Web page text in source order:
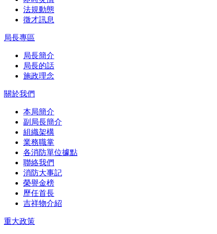
法規動態
徵才訊息
局長專區
局長簡介
局長的話
施政理念
關於我們
本局簡介
副局長簡介
組織架構
業務職掌
各消防單位據點
聯絡我們
消防大事記
榮譽金榜
歷任首長
吉祥物介紹
重大政策